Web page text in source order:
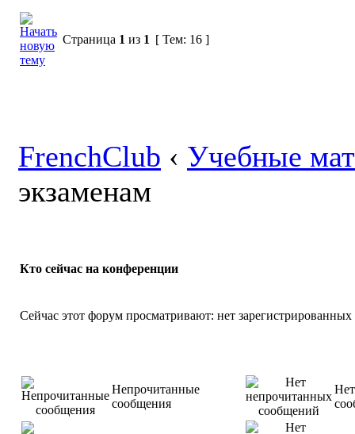
Язык
Кол-во
Формат
Страница 1 из 1 [ Тем: 16 ]
FrenchClub ‹ Учебные
экзаменам
Кто сейчас на конференции
Сейчас этот форум просматривают: нет зарегистрированных
Непрочитанные
сообщения